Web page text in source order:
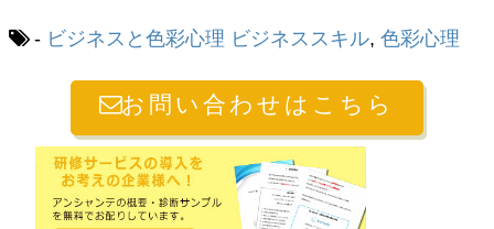
- ビジネスと色彩心理 ビジネススキル, 色彩心理
お問い合わせはこちら